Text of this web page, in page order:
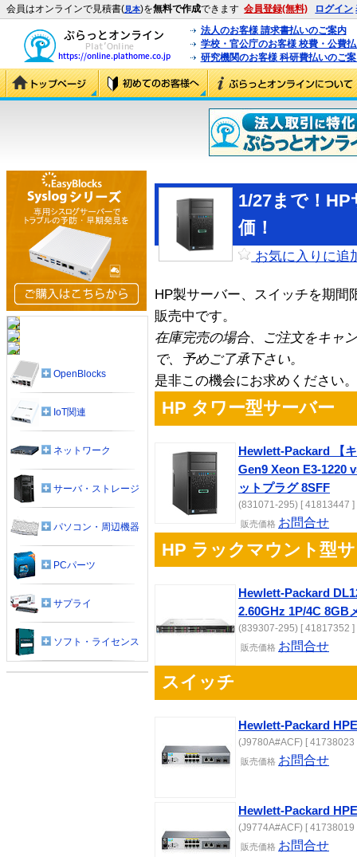
会員はオンラインで見積書(見本)を無料で作成できます 会員登録(無料) ログイン
法人のお客様 請求書払いのご案内
学校・官公庁のお客様 校費・公費
研究機関のお客様 科研費払いのご
1/27まで！
価！
お気に入りに追
HP製サーバー、スイッチを期間
販売中です。
在庫完売の場合、ご注文をキャ
で、予めご了承下さい。
是非この機会にお求めください。
HP タワー型サーバー
Hewlett-Packard 【
Gen9 Xeon E3-1220
ットプラグ 8SFF
(831071-295) [ 41813447 ]
販売価格 お問合せ
HP ラックマウント型
Hewlett-Packard
2.60GHz 1P/4C 8GB
(839307-295) [ 41817352 ]
販売価格 お問合せ
スイッチ
Hewlett-Packard
(J9780A#ACF) [ 41738023
販売価格 お問合せ
Hewlett-Packard
(J9774A#ACF) [ 41738019
販売価格 お問合せ
OpenBlocks
IoT関連
ネットワーク
サーバ・ストレージ
パソコン・周辺機器
PCパーツ
サプライ
ソフト・ライセンス